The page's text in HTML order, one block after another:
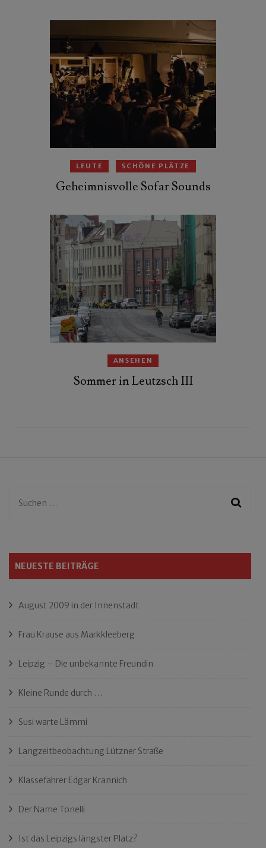
LEUTE SCHÖNE PLÄTZE
Geheimnisvolle Sofar Sounds
ANSEHEN
Sommer in Leutzsch III
Suchen
NEUESTE BEITRÄGE
August 2009 in der Innenstadt
Frau Krause aus Markkleeberg
Leipzig – Die unbekannte Freundin
Kleine Runde durch …
Susi warte Lämmi
Langzeitbeobachtung Lützner Straße
Klassefahrer Edgar Krannich
Der Name Tonelli
Ist das Leipzigs längster Platz?